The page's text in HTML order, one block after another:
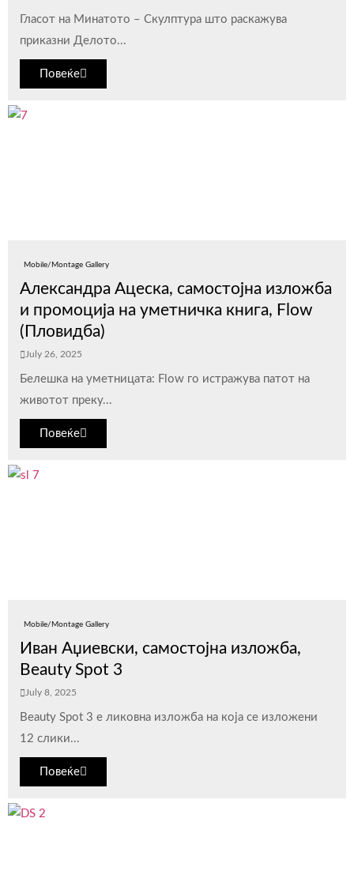
Гласот на Минатото – Скулптура што раскажува
приказни Делото...
Повеќе
Mobile/Montage Gallery
Александра Ацеска, самостојна изложба
и промоција на уметничка книга, Flow
(Пловидба)
July 26, 2025
Белешка на уметницата: Flow го истражува патот на
животот преку...
Повеќе
Mobile/Montage Gallery
Иван Аџиевски, самостојна изложба,
Beauty Spot 3
July 8, 2025
Beauty Spot 3 е ликовна изложба на која се изложени
12 слики...
Повеќе